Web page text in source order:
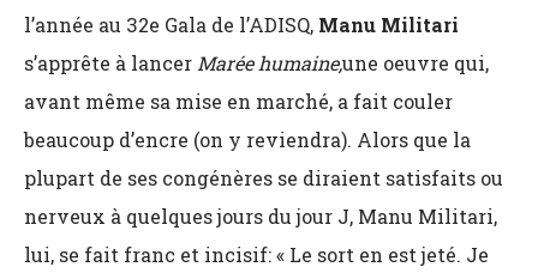
l’année au 32e Gala de l’ADISQ, Manu Militari
s’apprête à lancer Marée humaine,une oeuvre qui,
avant même sa mise en marché, a fait couler
beaucoup d’encre (on y reviendra). Alors que la
plupart de ses congénères se diraient satisfaits ou
nerveux à quelques jours du jour J, Manu Militari,
lui, se fait franc et incisif: « Le sort en est jeté. Je